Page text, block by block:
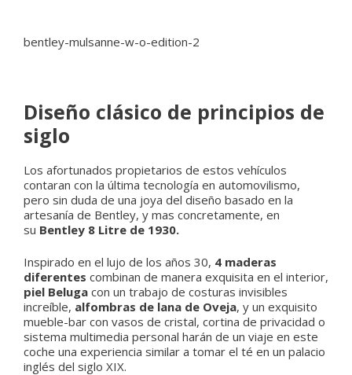
Diseño clásico de principios de
siglo
Los afortunados propietarios de estos vehículos
contaran con la última tecnología en automovilismo,
pero sin duda de una joya del diseño basado en la
artesanía de Bentley, y mas concretamente, en
su Bentley 8 Litre de 1930.
Inspirado en el lujo de los años 30, 4 maderas
diferentes combinan de manera exquisita en el interior,
piel Beluga con un trabajo de costuras invisibles
increíble, alfombras de lana de Oveja, y un exquisito
mueble-bar con vasos de cristal, cortina de privacidad o
sistema multimedia personal harán de un viaje en este
coche una experiencia similar a tomar el té en un palacio
inglés del siglo XIX.